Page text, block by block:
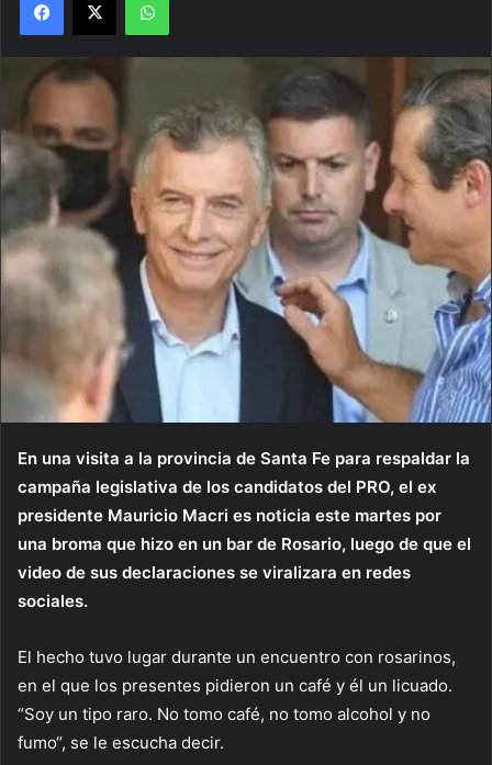
En una visita a la provincia de Santa Fe para respaldar la
campaña legislativa de los candidatos del PRO, el ex
presidente Mauricio Macri es noticia este martes por
una broma que hizo en un bar de Rosario, luego de que el
video de sus declaraciones se viralizara en redes
sociales.
El hecho tuvo lugar durante un encuentro con rosarinos,
en el que los presentes pidieron un café y él un licuado.
“Soy un tipo raro. No tomo café, no tomo alcohol y no
fumo“, se le escucha decir.